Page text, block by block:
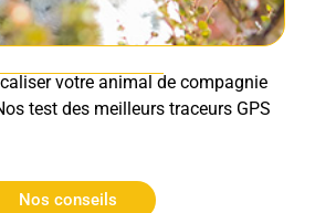
votre animal de compagnie
test des meilleurs traceurs GPS
Nos conseils